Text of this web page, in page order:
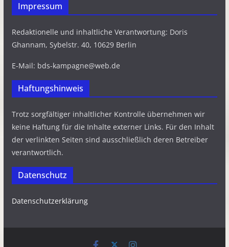
Impressum
Redaktionelle und inhaltliche Verantwortung: Doris
Ghannam, Sybelstr. 40, 10629 Berlin
E-Mail: bds-kampagne@web.de
Haftungshinweis
Trotz sorgfältiger inhaltlicher Kontrolle übernehmen wir
keine Haftung für die Inhalte externer Links. Für den Inhalt
der verlinkten Seiten sind ausschließlich deren Betreiber
verantwortlich.
Datenschutz
Datenschutzerklärung